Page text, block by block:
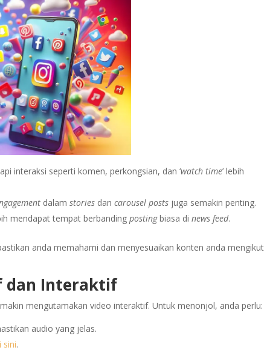
interaksi seperti komen, perkongsian, dan ‘watch time’ lebih
dalamstories dancarousel posts juga semakin penting.
mendapat tempat berbandingpostingbiasa dinews feed.
anda memahami dan menyesuaikan konten anda mengikut
dan Interaktif
mengutamakan video interaktif. Untuk menonjol, anda perlu:
audio yang jelas.
sini.